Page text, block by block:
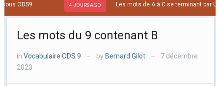
Les mots de A à C se terminant par US, 8 lettres
Les mots du 9 contenant B
inVocabulaire ODS 9 — by Bernard Gilot —
7 décembre
2023